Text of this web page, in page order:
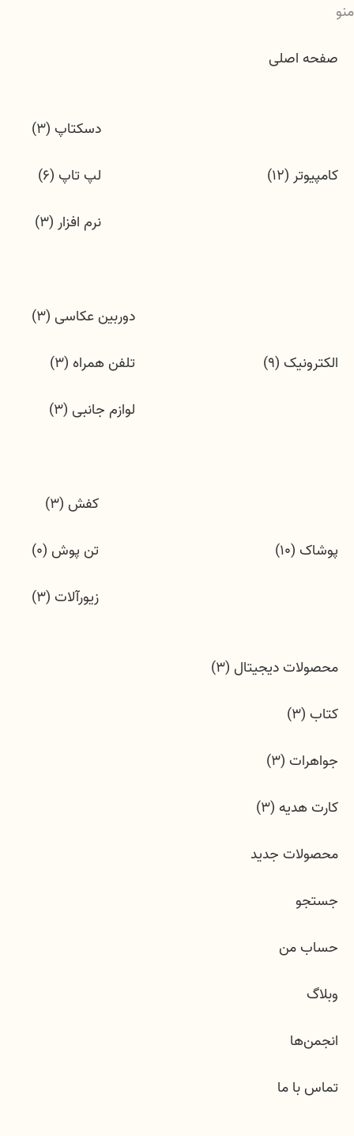
منو
صفحه اصلی
کامپیوتر (12)
دسکتاپ (3)
لپ تاپ (6)
نرم افزار (3)
الکترونیک (9)
دوربین عکاسی (3)
تلفن همراه (3)
لوازم جانبی (3)
پوشاک (10)
کفش (3)
تن پوش (0)
زیورآلات (3)
محصولات دیجیتال (3)
کتاب (3)
جواهرات (3)
کارت هدیه (3)
محصولات جدید
جستجو
حساب من
وبلاگ
انجمن‌ها
تماس با ما